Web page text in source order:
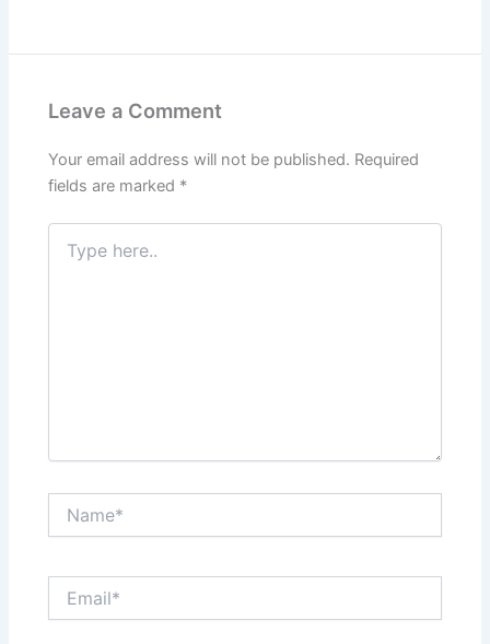
Leave a Comment
Your email address will not be published. Required
fields are marked *
Type
here..